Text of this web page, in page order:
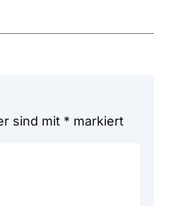
sind mit * markiert